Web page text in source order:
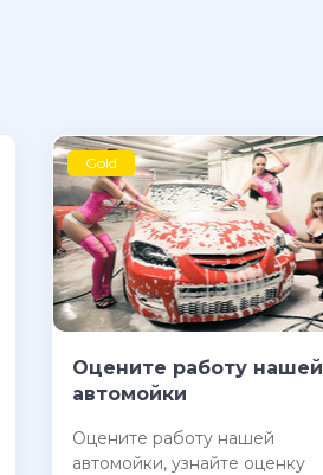
Gold
Оцените работу нашей
автомойки
Оцените работу нашей
автомойки, узнайте оценку